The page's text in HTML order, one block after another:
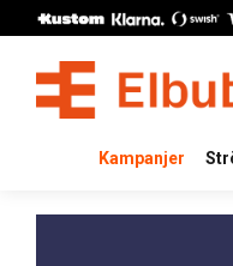
Kampanjer